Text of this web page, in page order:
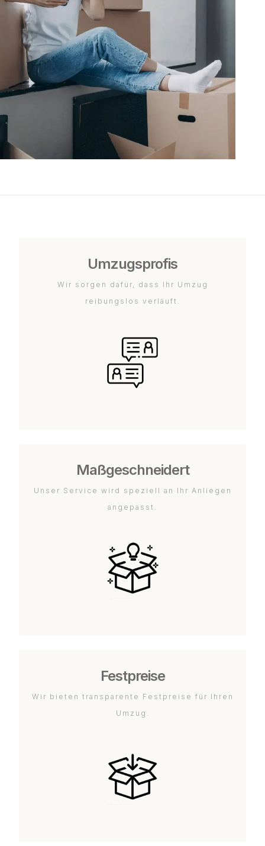
Umzugsprofis
Wir sorgen dafür, dass Ihr Umzug
reibungslos verläuft.
Maßgeschneidert
Unser Service wird speziell an Ihr Anliegen
angepasst.
Festpreise
Wir bieten transparente Festpreise für Ihren
Umzug.